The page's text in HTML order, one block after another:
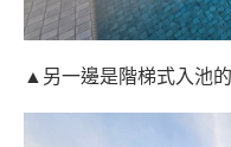
▲另一邊是階梯式入池